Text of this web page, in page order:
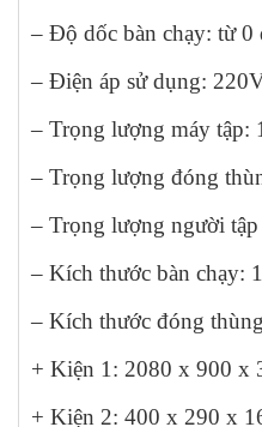
– Độ dốc bàn chạy: từ 0
– Điện áp sử dụng:
– Trọng lượng máy tập:
– Trọng lượng đóng
– Trọng lượng người
– Kích thước bàn chạy:
– Kích thước đóng
+ Kiện 1: 2080 x 900 x
+ Kiện 2: 400 x 290 x